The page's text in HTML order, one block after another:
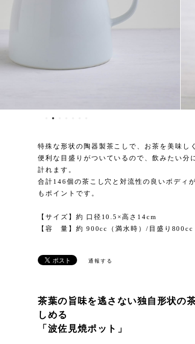
特殊な形状の陶器製茶こしで、お茶を美味し
便利な目盛りがついているので、飲みたい分
計れます。
合計146個の茶こし穴と対流性の良いボディ
もポイントです。
【サイズ】約 口径10.5×高さ14cm
【容 量】約 900cc（満水時）/目盛り800cc
通報する
茶葉の旨味を逃さない独自形状の
しめる
「波佐見焼ポット」